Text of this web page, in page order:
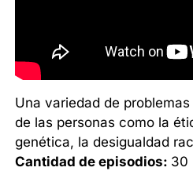
Una variedad de
de las personas como la
genética, la desigualdad
Cantidad de episodios: 30